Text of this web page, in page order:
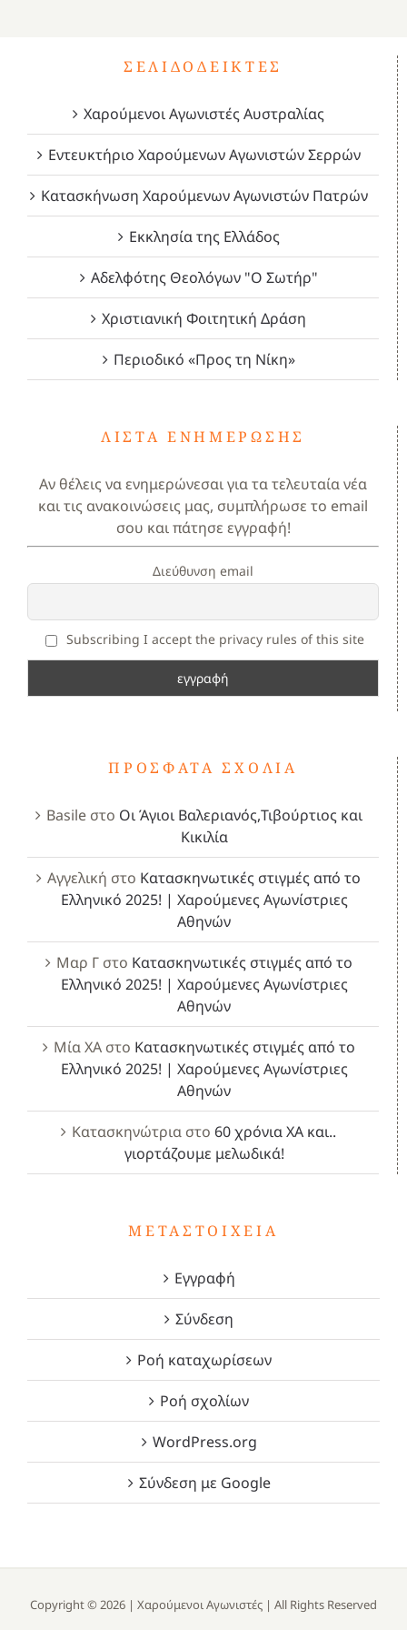
ΣΕΛΙΔΟΔΕΊΚΤΕΣ
Χαρούμενοι Αγωνιστές Αυστραλίας
Εντευκτήριο Χαρούμενων Αγωνιστών Σερρών
Κατασκήνωση Χαρούμενων Αγωνιστών Πατρών
Εκκλησία της Ελλάδος
Αδελφότης Θεολόγων "Ο Σωτήρ"
Χριστιανική Φοιτητική Δράση
Περιοδικό «Προς τη Νίκη»
ΛΊΣΤΑ ΕΝΗΜΈΡΩΣΗΣ
Αν θέλεις να ενημερώνεσαι για τα τελευταία νέα
και τις ανακοινώσεις μας, συμπλήρωσε το email
σου και πάτησε εγγραφή!
Διεύθυνση email
Subscribing I accept the privacy rules of this site
ΠΡΌΣΦΑΤΑ ΣΧΌΛΙΑ
Basileστο Οι Άγιοι Βαλεριανός,Τιβούρτιος και
Κικιλία
Αγγελική στο Κατασκηνωτικές στιγμές από το
Ελληνικό 2025! | Χαρούμενες Αγωνίστριες
Αθηνών
Μαρ Γστο Κατασκηνωτικές στιγμές από το
Ελληνικό 2025! | Χαρούμενες Αγωνίστριες
Αθηνών
Μία ΧΑστο Κατασκηνωτικές στιγμές από το
Ελληνικό 2025! | Χαρούμενες Αγωνίστριες
Αθηνών
Κατασκηνώτρια στο 60 χρόνια ΧΑ και..
γιορτάζουμε μελωδικά!
ΜΕΤΑΣΤΟΙΧΕΊΑ
Εγγραφή
Σύνδεση
Ροή καταχωρίσεων
Ροή σχολίων
WordPress.org
Σύνδεση με Google
Copyright © 2026 | Χαρούμενοι Αγωνιστές | All Rights Reserved